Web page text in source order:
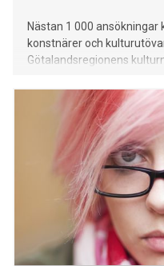
Nästan 1 000 ansökningar
konstnärer och
Götalandsregionens